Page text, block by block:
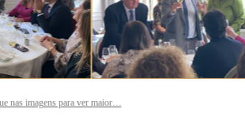
nas imagens para ver maior…